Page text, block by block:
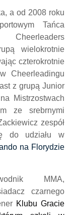
a od 2008 roku
portowym Tańca
wielokrotnie
czterokrotnie
Cheerleadingu
z grupą Junior
Mistrzostwach
ze srebrnymi
zespół
do udziału w
na Florydzie
MMA,
czarnego
Klubu Gracie